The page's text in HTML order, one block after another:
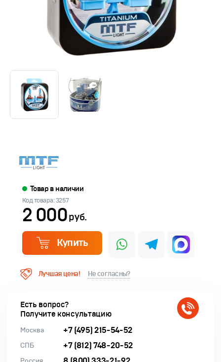
Товар в наличии
Код товара: 3257
2 000руб.
Купить
Лучшая цена! Не согласны?
Есть вопрос?
Получите консультацию
Москва +7 (495) 215-54-52
СПБ +7 (812) 748-20-52